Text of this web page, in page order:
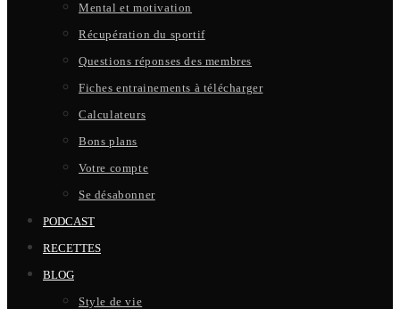
Mental et motivation
Récupération du sportif
Questions réponses des membres
Fiches entrainements à télécharger
Calculateurs
Bons plans
Votre compte
Se désabonner
PODCAST
RECETTES
BLOG
Style de vie